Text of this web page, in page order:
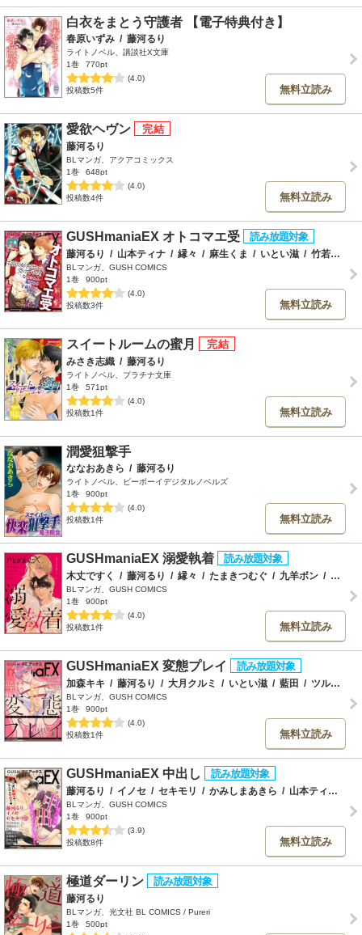
白衣をまとう守護者 【電子特典付き】
春原いずみ / 藤河るり
ライトノベル、講談社X文庫
1巻
770pt
(4.0)
投稿数5件
無料立読み
愛欲ヘヴン
藤河るり
BLマンガ、アクアコミックス
1巻
648pt
(4.0)
投稿数4件
無料立読み
GUSHmaniaEX オトコマエ受
藤河るり / 山本ティナ / 縁々 / 麻生くま / いとい滋 / 竹若トモハル
BLマンガ、GUSH COMICS
1巻
900pt
(4.0)
投稿数3件
無料立読み
スイートルームの蜜月
みさき志織 / 藤河るり
ライトノベル、プラチナ文庫
1巻
571pt
(4.0)
投稿数1件
無料立読み
潤愛狙撃手
ななおあきら / 藤河るり
ライトノベル、ビーボーイデジタルノベルズ
1巻
900pt
(4.0)
投稿数1件
無料立読み
GUSHmaniaEX 溺愛執着
木丈ですく / 藤河るり / 縁々 / たまきつむぐ / 九羊ボン /
BLマンガ、GUSH COMICS
1巻
900pt
(4.0)
投稿数1件
無料立読み
GUSHmaniaEX 変態プレイ
加森キキ / 藤河るり / 大月クルミ / いとい滋 / 藍田 / ツルギモモコ
BLマンガ、GUSH COMICS
1巻
900pt
(4.0)
投稿数1件
無料立読み
GUSHmaniaEX 中出し
藤河るり / イノセ / セキモリ / かみしまあきら / 山本ティナ
BLマンガ、GUSH COMICS
1巻
900pt
(3.9)
投稿数8件
無料立読み
極道ダーリン
藤河るり
BLマンガ、光文社 BL COMICS / Pureri
1巻
500pt